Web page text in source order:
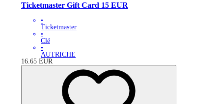
Ticketmaster Gift Card 15 EUR
•
Ticketmaster
•
Clé
•
AUTRICHE
16.65 EUR